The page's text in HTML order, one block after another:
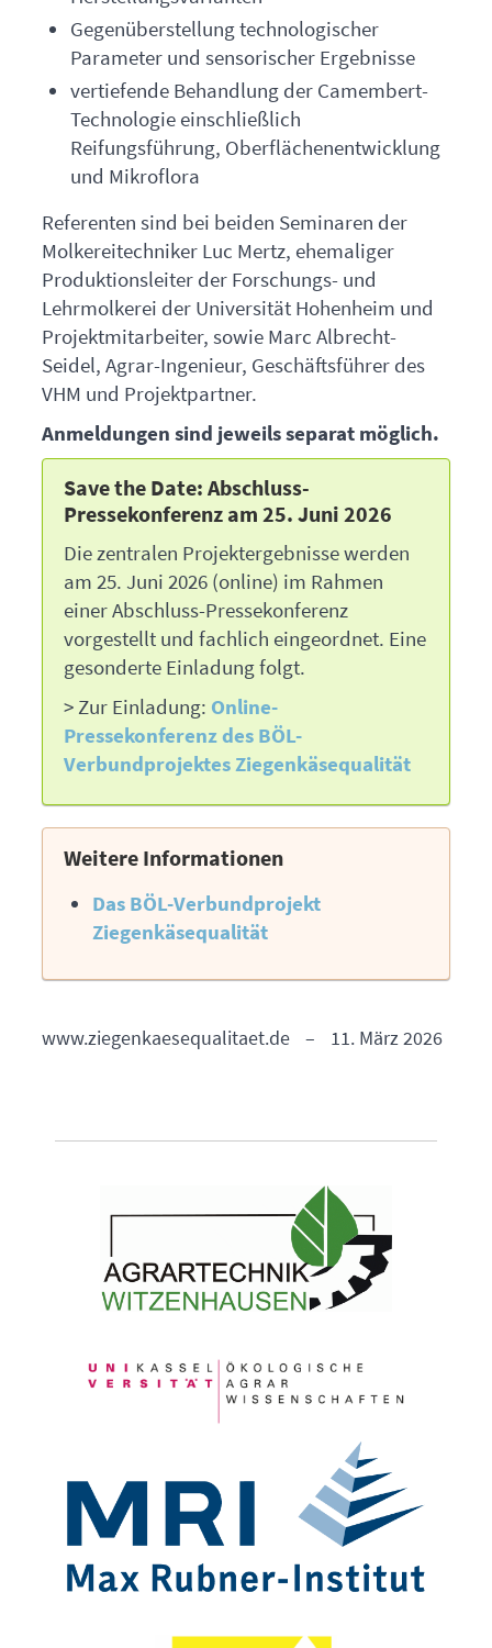
Gegenüberstellung technologischer
Parameter und sensorischer Ergebnisse
vertiefende Behandlung der Camembert-
Technologie einschließlich
Reifungsführung, Oberflächenentwicklung
und Mikroflora
Referenten sind bei beiden Seminaren der
Molkereitechniker Luc Mertz, ehemaliger
Produktionsleiter der Forschungs- und
Lehrmolkerei der Universität Hohenheim und
Projektmitarbeiter, sowie Marc Albrecht-
Seidel, Agrar-Ingenieur, Geschäftsführer des
VHM und Projektpartner.
Anmeldungen sind jeweils separat möglich.
Save the Date: Abschluss-
Pressekonferenz am 25. Juni 2026
Die zentralen Projektergebnisse werden
am 25. Juni 2026 (online) im Rahmen
einer Abschluss-Pressekonferenz
vorgestellt und fachlich eingeordnet. Eine
gesonderte Einladung folgt.
> Zur Einladung: Online-
Pressekonferenz des BÖL-
Verbundprojektes Ziegenkäsequalität
Weitere Informationen
Das BÖL-Verbundprojekt
Ziegenkäsequalität
www.ziegenkaesequalitaet.de – 11. März 2026